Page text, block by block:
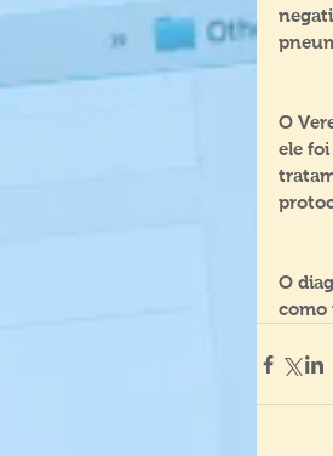
O
ele
O
como